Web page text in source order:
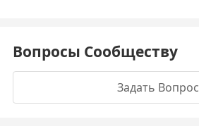
Вопросы Сообществу
Задать Вопрос